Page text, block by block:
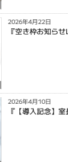
2026年4月22日
『空き枠お知ら
2026年4月10日
『【導入記念】